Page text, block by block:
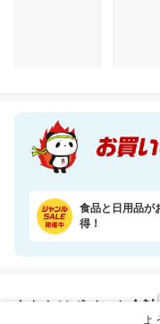
よ
食品と日用品が
得！
あなたはポイント 合計